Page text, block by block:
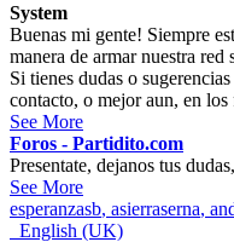
System
Buenas mi gente! Siempre
manera de armar nuestra red
Si tienes dudas o
contacto, o mejor aun, en los
See More
Foros - Partidito.com
Presentate, dejanos tus
See More
esperanzasb, asierraserna,
English (UK)